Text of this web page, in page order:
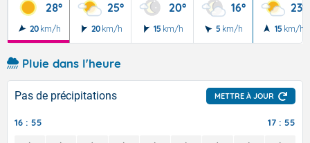
28°
20 km/h
25°
20 km/h
20°
15 km/h
16°
5 km/h
23°
15 km/h
Pluie dans l'heure
Pas de précipitations METTRE À JOUR
16 : 55 17 : 55